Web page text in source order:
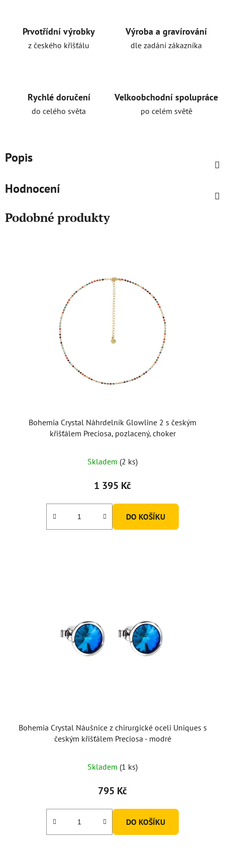
Prvotřídní výrobky
z českého křišťálu
Výroba a gravírování
dle zadání zákazníka
Rychlé doručení
do celého světa
Velkoobchodní spolupráce
po celém světě
Popis
Hodnocení
Podobné produkty
Bohemia Crystal Náhrdelník Glowline 2 s českým
křišťálem Preciosa, pozlacený, choker
Skladem (2 ks)
1 395 Kč
DO KOŠÍKU
Bohemia Crystal Náušnice z chirurgické oceli Uniques s
českým křišťálem Preciosa - modré
Skladem (1 ks)
795 Kč
DO KOŠÍKU